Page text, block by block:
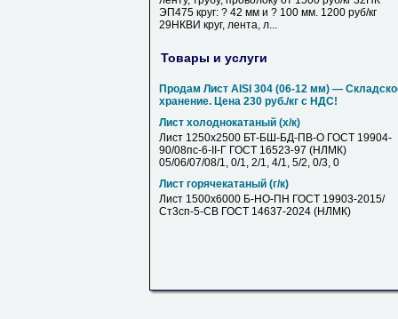
ЭП475 круг: ? 42 мм и ? 100 мм. 1200 руб/кг
29НКВИ круг, лента, л...
Товары и услуги
Продам Лист AISI 304 (06-12 мм) —
хранение. Цена 230 руб./кг с НДС!
Лист холоднокатаный (х/к)
Лист 1250х2500 БТ-БШ-БД-ПВ-О ГОСТ 19904-
90/08пс-6-II-Г ГОСТ 16523-97 (НЛМК)
05/06/07/08/1, 0/1, 2/1, 4/1, 5/2, 0/3, 0
Лист горячекатаный (г/к)
Лист 1500х6000 Б-НО-ПН ГОСТ 19903-2015/
Ст3сп-5-СВ ГОСТ 14637-2024 (НЛМК)